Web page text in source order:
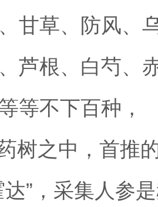
甘草、防风、
芦根、白芍、
等不下百种，
树之中，首推
达”，采集人参